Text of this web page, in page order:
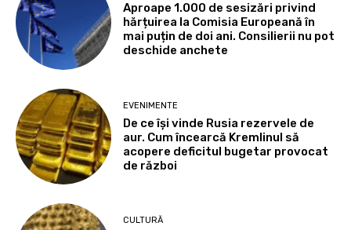
Aproape 1.000 de sesizări privind
hărțuirea la Comisia Europeană în
mai puțin de doi ani. Consilierii nu pot
deschide anchete
EVENIMENTE
De ce își vinde Rusia rezervele de
aur. Cum încearcă Kremlinul să
acopere deficitul bugetar provocat
de război
CULTURĂ